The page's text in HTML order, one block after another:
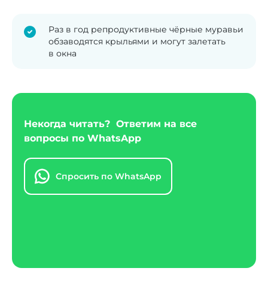
Раз в год репродуктивные чёрные муравьи
обзаводятся крыльями и могут залетать
в окна
Некогда читать? Ответим на все
вопросы по WhatsApp
Спросить по WhatsApp